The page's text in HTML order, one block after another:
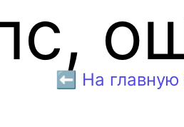
⬅️ На главную